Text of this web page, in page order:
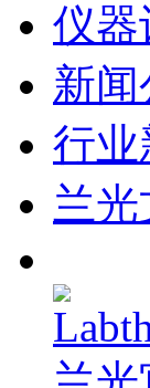
仪器
新
行业
兰